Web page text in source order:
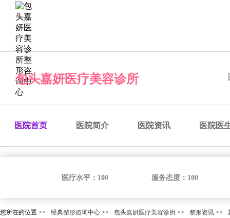
包头嘉妍医疗美容诊所
医院首页 医院简介 医院资讯 医院医
医疗水平： 100 服务态度： 100
您所在的位置 >> 经典整形咨询中心 >> 包头嘉妍医疗美容诊所 >> 整形资讯 >>